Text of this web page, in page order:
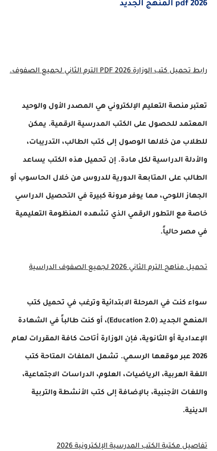
2026 pdf المنهج الجديد
رابط تحميل كتب الوزارة 2026 PDF الترم الثاني لجميع الصفوف.
تعتبر منصة التعليم الإلكتروني هي المصدر الأول والوحيد
المعتمد للحصول على الكتب المدرسية الرقمية. يمكن
للطلاب من خلالها الوصول إلى كتب الطالب، التدريبات،
والأدلة الدراسية لكل مادة. إن تحميل هذه الكتب يساعد
الطالب على المتابعة الدورية للدروس من خلال الحاسوب أو
الجهاز اللوحي، مما يوفر مرونة كبيرة في التحصيل الدراسي
خاصة مع التطور الرقمي الذي تشهده المنظومة التعليمية
في مصر حالياً.
تحميل مناهج الترم الثاني 2026 لجميع الصفوف الدراسية
سواء كنت في المرحلة الابتدائية وترغب في تحميل كتب
المنهج الجديد (Education 2.0)، أو كنت طالباً في الشهادة
الإعدادية أو الثانوية، فإن الوزارة أتاحت كافة المقررات لعام
2026 عبر موقعها الرسمي. تشمل الملفات المتاحة كتب
اللغة العربية، الرياضيات، العلوم، الدراسات الاجتماعية،
واللغات الأجنبية، بالإضافة إلى كتب الأنشطة والتربية
الدينية.
تفاصيل مكتبة الكتب المدرسية الإلكترونية 2026